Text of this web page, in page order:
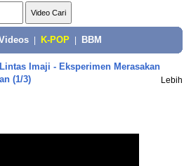
K-POP BBM
Lintas Imaji - Eksperimen Merasakan
(1/3)
Lebih